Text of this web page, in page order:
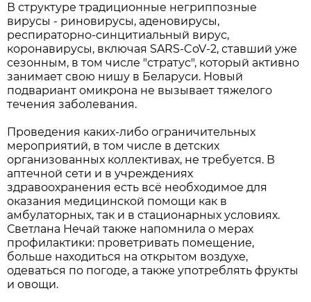
В структуре традиционные негриппозные
вирусы - риновирусы, аденовирусы,
респираторно-синцитиальный вирус,
коронавирусы, включая SARS-CoV-2, ставший уже
сезонным, в том числе "стратус", который активно
занимает свою нишу в Беларуси. Новый
подвариант омикрона не вызывает тяжелого
течения заболевания.
Проведения каких-либо ограничительных
мероприятий, в том числе в детских
организованных коллективах, не требуется. В
аптечной сети и в учреждениях
здравоохранения есть всё необходимое для
оказания медицинской помощи как в
амбулаторных, так и в стационарных условиях.
Светлана Нечай также напомнила о мерах
профилактики: проветривать помещение,
больше находиться на открытом воздухе,
одеваться по погоде, а также употреблять фрукты
и овощи.